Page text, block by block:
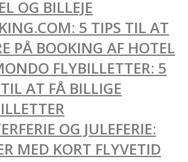
OG BILLEJE
5 TIPS TIL AT
PÅ BOOKING AF HOTEL
FLYBILLETTER: 5
AT FÅ BILLIGE
OG JULEFERIE:
MED KORT FLYVETID